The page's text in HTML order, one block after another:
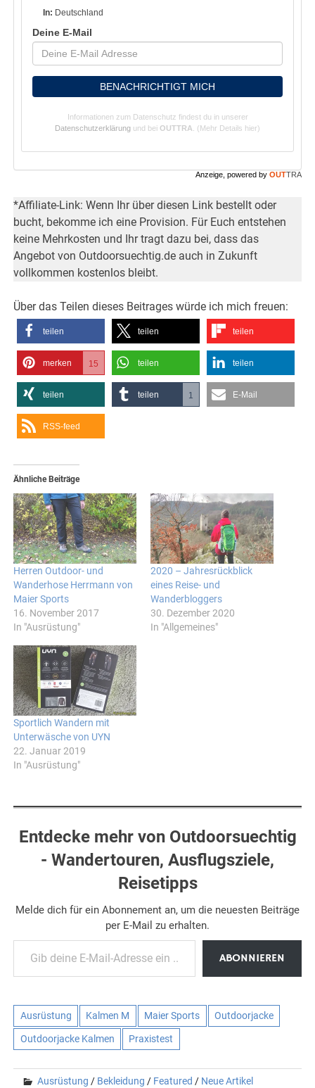
In: Deutschland
Deine E-Mail
BENACHRICHTIGT MICH
Informationen zum Datenschutz findest du in unserer
Datenschutzerklärung und bei OUTTRA (Mehr Details hier)
Anzeige, powered by OUTTRA
*Affiliate-Link: Wenn Ihr über diesen Link bestellt oder
bucht, bekomme ich eine Provision. Für Euch entstehen
keine Mehrkosten und Ihr tragt dazu bei, dass das
Angebot von Outdoorsuechtig.de auch in Zukunft
vollkommen kostenlos bleibt.
Über das Teilen dieses Beitrages würde ich mich freuen:
teilen teilen teilen
merken 15 teilen teilen
teilen teilen 1 E-Mail
RSS-feed
Ähnliche Beiträge
Herren Outdoor- und
Wanderhose Herrmann von
Maier Sports
16. November 2017
In "Ausrüstung"
2020 – Jahresrückblick
eines Reise- und
Wanderbloggers
30. Dezember 2020
In "Allgemeines"
Sportlich Wandern mit
Unterwäsche von UYN
22. Januar 2019
In "Ausrüstung"
Entdecke mehr von Outdoorsuechtig
- Wandertouren, Ausflugsziele,
Reisetipps
Melde dich für ein Abonnement an, um die neuesten Beiträge
per E-Mail zu erhalten.
Gib deine E-Mail-Adresse ein ...
ABONNIEREN
Ausrüstung Kalmen M Maier Sports Outdoorjacke
Outdoorjacke Kalmen Praxistest
Ausrüstung / Bekleidung / Featured / Neue Artikel